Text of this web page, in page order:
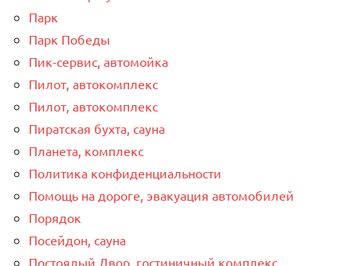
Парк
Парк Победы
Пик-сервис, автомойка
Пилот, автокомплекс
Пилот, автокомплекс
Пиратская бухта, сауна
Планета, комплекс
Политика конфиденциальности
Помощь на дороге, эвакуация автомобилей
Порядок
Посейдон, сауна
Постоялый Двор, гостиничный комплекс